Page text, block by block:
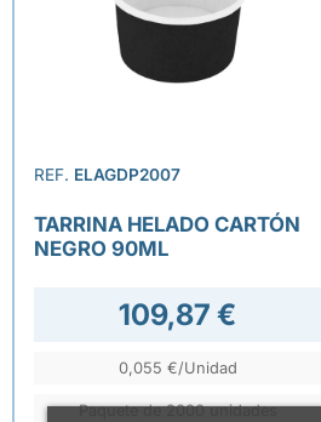
REF. ELAGDP2007
TARRINA HELADO CARTÓN
NEGRO 90ML
109,87 €
0,055 €/Unidad
Paquete de 2000 unidades